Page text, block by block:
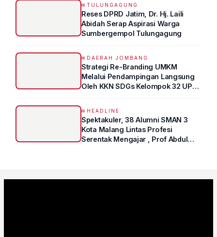
TULUNGAGUNG
Reses DPRD Jatim, Dr. Hj. Laili
Abidah Serap Aspirasi Warga
Sumbergempol Tulungagung
DAERAH JOMBANG
Strategi Re-Branding UMKM
Melalui Pendampingan Langsung
Oleh KKN SDGs Kelompok 32 UPN
HEADLINE
Spektakuler, 38 Alumni SMAN 3
Kota Malang Lintas Profesi
Serentak Mengajar , Prof Abdul